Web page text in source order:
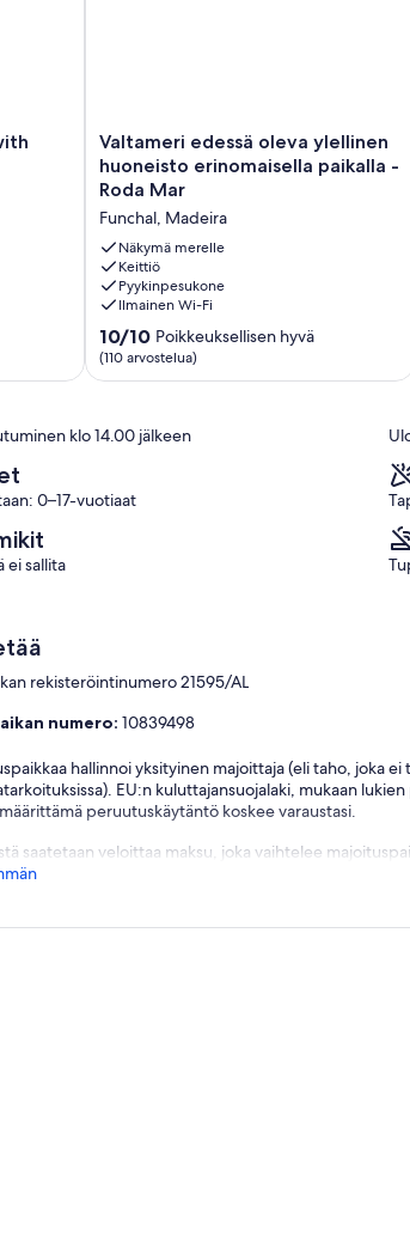
Valtameri
edessä
oleva
huoneisto
erinomaisella
paikalla
-
Roda
Mar
Funchal,
Madeira
Valtameri edessä oleva ylellinen
huoneisto erinomaisella paikalla -
Roda Mar
Funchal, Madeira
Näkymä merelle
Keittiö
Pyykinpesukone
Ilmainen Wi-Fi
10.0
kautta
10,
(110
10/10 Poikkeuksellisen hyvä
(110 arvostelua)
klo 14.00 jälkeen
0–17-vuotiaat
ei sallita
rekisteröintinumero 21595/AL
numero:10839498
hallinnoi yksityinen majoittaja (eli taho, joka
EU:n kuluttajansuojalaki, mukaan
peruutuskäytäntö koskee varaustasi.
saatetaan veloittaa maksu, joka vaihtelee